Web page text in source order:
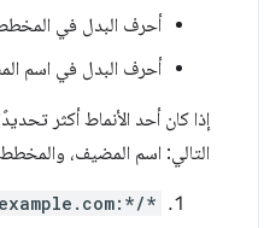
أحرف البدل في
أحرف البدل في اسم
إذا كان أحد الأنماط أكثر
التالي: اسم المضيف،
*